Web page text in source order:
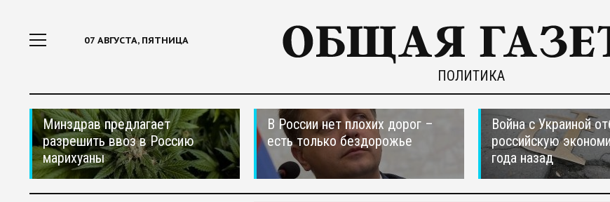
07 АВГУСТА, ПЯТНИЦА
ПОЛИТИКА
Минздрав предлагает
разрешить ввоз в Россию
марихуаны
В России нет плохих дорог –
есть только бездорожье
Война с Украиной
российскую
года назад